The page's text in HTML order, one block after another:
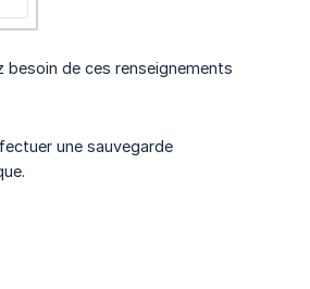
besoin de ces renseignements
une sauvegarde